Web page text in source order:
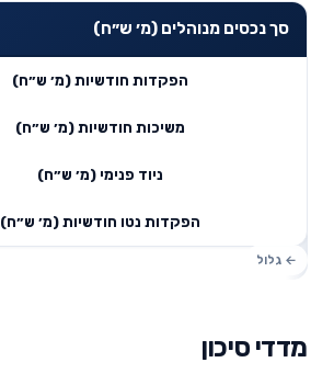
סך נכסים מנוהלים (מ׳ ש״ח)
הפקדות חודשיות (מ׳ ש״ח)
משיכות חודשיות (מ׳ ש״ח)
ניוד פנימי (מ׳ ש״ח)
הפקדות נטו חודשיות (מ׳ ש״ח)
מדדי סיכון